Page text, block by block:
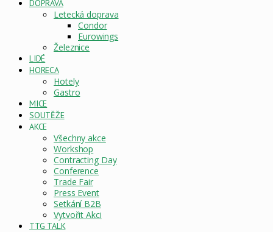
DOPRAVA
Letecká doprava
Condor
Eurowings
Železnice
LIDÉ
HORECA
Hotely
Gastro
MICE
SOUTĚŽE
AKCE
Všechny akce
Workshop
Contracting Day
Conference
Trade Fair
Press Event
Setkání B2B
Vytvořit Akci
TTG TALK